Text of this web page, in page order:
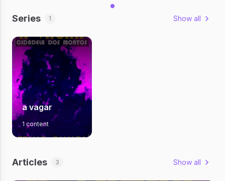
Series 1 Show all
a vagar
1 content
Articles 3 Show all